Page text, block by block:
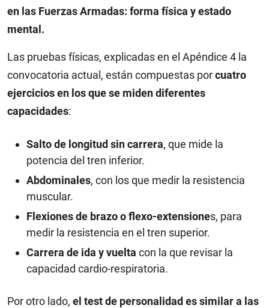
en las Fuerzas Armadas: forma física y estado
mental.
Las pruebas físicas, explicadas en el Apéndice 4 la
convocatoria actual, están compuestas porcuatro
ejercicios en los que se miden diferentes
capacidades:
Salto de longitud sin carrera, que mide la
potencia del tren inferior.
Abdominales, con los que medir la resistencia
muscular.
Flexiones de brazo o flexo-extensiones, para
medir la resistencia en el tren superior.
Carrera de ida y vuelta con la que revisar la
capacidad cardio-respiratoria.
Por otro lado, el test de personalidad es similar a las